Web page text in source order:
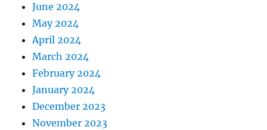
June 2024
May 2024
April 2024
March 2024
February 2024
January 2024
December 2023
November 2023